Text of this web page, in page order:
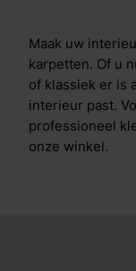
Maak uw
karpetten. Of u
of klassiek er is
interieur past.
professioneel
onze winkel.